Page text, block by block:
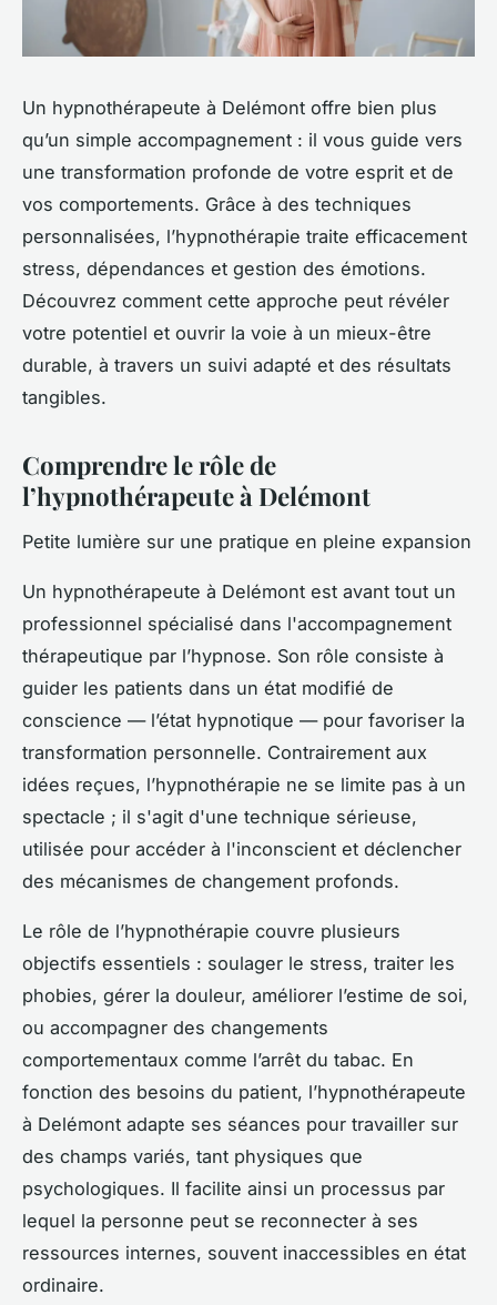
Un hypnothérapeute à Delémont offre bien plus
qu’un simple accompagnement : il vous guide vers
une transformation profonde de votre esprit et de
vos comportements. Grâce à des techniques
personnalisées, l’hypnothérapie traite efficacement
stress, dépendances et gestion des émotions.
Découvrez comment cette approche peut révéler
votre potentiel et ouvrir la voie à un mieux-être
durable, à travers un suivi adapté et des résultats
tangibles.
Comprendre le rôle de
l’hypnothérapeute à Delémont
Petite lumière sur une pratique en pleine expansion
Un hypnothérapeute à Delémont est avant tout un
professionnel spécialisé dans l'accompagnement
thérapeutique par l’hypnose. Son rôle consiste à
guider les patients dans un état modifié de
conscience — l’état hypnotique — pour favoriser la
transformation personnelle. Contrairement aux
idées reçues, l’hypnothérapie ne se limite pas à un
spectacle ; il s'agit d'une technique sérieuse,
utilisée pour accéder à l'inconscient et déclencher
des mécanismes de changement profonds.
Le rôle de l’hypnothérapie couvre plusieurs
objectifs essentiels : soulager le stress, traiter les
phobies, gérer la douleur, améliorer l’estime de soi,
ou accompagner des changements
comportementaux comme l’arrêt du tabac. En
fonction des besoins du patient, l’hypnothérapeute
à Delémont adapte ses séances pour travailler sur
des champs variés, tant physiques que
psychologiques. Il facilite ainsi un processus par
lequel la personne peut se reconnecter à ses
ressources internes, souvent inaccessibles en état
ordinaire.